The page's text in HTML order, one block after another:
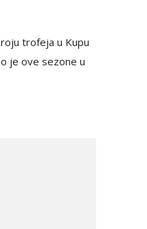
trofeja u Kupu
je ove sezone u